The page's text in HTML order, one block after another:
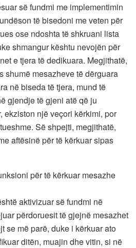
së fundmi me implementimin
të bisedoni me veten për
ose ndoshta të shkruani lista
shmangur kështu nevojën për
e tjera të dedikuara. Megjithatë,
shumë mesazheve të dërguara
në biseda të tjera, mund të
gjendje të gjeni atë që ju
ekziston një veçori kërkimi, por
Së shpejti, megjithatë,
aftësinë për të kërkuar sipas
për të kërkuar mesazhe
aktivizuar së fundmi në
përdoruesit të gjejnë mesazhet
se më parë, duke i kërkuar ato
ditën, muajin dhe vitin, si në